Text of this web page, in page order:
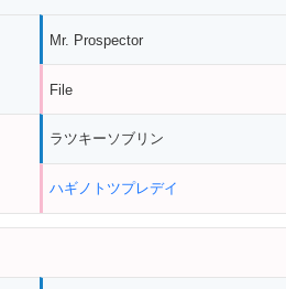
Mr. Prospector
File
ラツキーソブリン
ハギノトツプレデイ